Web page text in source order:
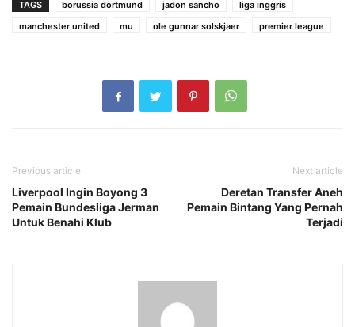
TAGS borussia dortmund jadon sancho
liga inggris
manchester united
mu ole gunnar solskjaer premier league
Previous article
Liverpool Ingin Boyong 3
Pemain Bundesliga Jerman
Untuk Benahi Klub
Next article
Deretan Transfer Aneh
Pemain Bintang Yang Pernah
Terjadi